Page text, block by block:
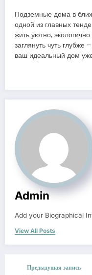
Подземные дома в
одной из главных
жить уютно,
заглянуть чуть
ваш идеальный дом
Admin
Add your Biographical
View All Posts
Предыдущая запись